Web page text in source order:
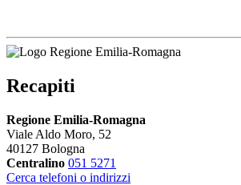
Recapiti
Regione Emilia-Romagna
Viale Aldo Moro, 52
40127 Bologna
Centralino 051 5271
Cerca telefoni o indirizzi